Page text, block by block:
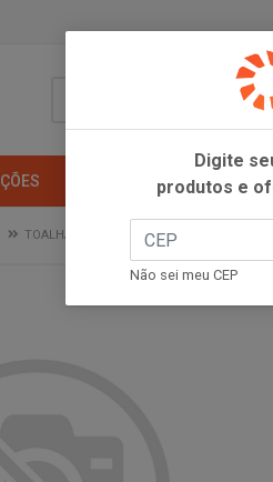
TOALHA REUTILIZAVEL 50X1 SCALA
Digite
produtos e
Não sei meu CEP